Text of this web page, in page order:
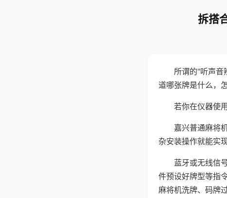
拆搭
所谓的"听声音
道哪张牌是什么，
若你在仪器使
嘉兴普通麻将
杂安装操作就能实
蓝牙或无线信
件预设好牌型等指
麻将机洗牌、码牌